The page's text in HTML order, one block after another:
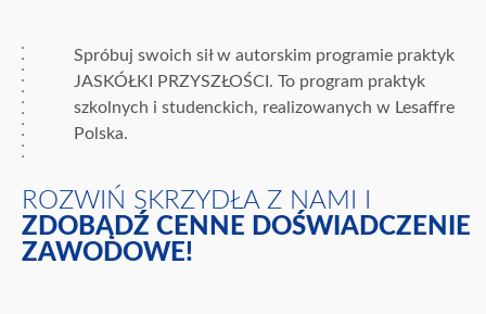
Spróbuj swoich sił w autorskim programie praktyk
JASKÓŁKI PRZYSZŁOŚCI. To program praktyk
szkolnych i studenckich, realizowanych w Lesaffre
Polska.
ROZWIŃ SKRZYDŁA Z NAMI I
ZDOBĄDŹ CENNE DOŚWIADCZENIE
ZAWODOWE!